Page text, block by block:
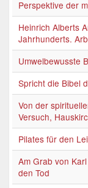
Perspektive der
Heinrich Alberts
Jahrhunderts.
Umwelbewusste
Spricht die Bibel
Von der
Versuch,
Pilates für den
Am Grab von
den Tod